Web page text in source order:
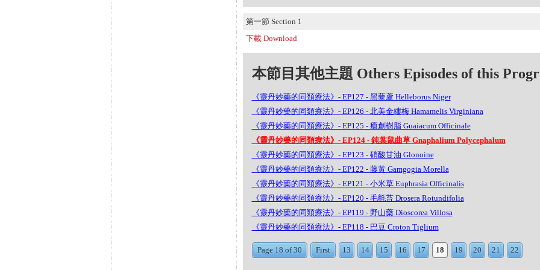
第一節 Section 1
下載 Download
本節目其他主題 Others Episodes of this
《靈丹妙藥的同類療法》- EP127 - 黑藜蘆 Helleborus Niger
《靈丹妙藥的同類療法》- EP126 - 北美金縷梅 Hamamelis Virginiana
《靈丹妙藥的同類療法》- EP125 - 癒創樹脂 Guaiacum Officinale
《靈丹妙藥的同類療法》- EP124 - 鈍葉鼠曲草 Gnaphalium Polycephalum
《靈丹妙藥的同類療法》- EP123 - 硝酸甘油 Glonoine
《靈丹妙藥的同類療法》- EP122 - 藤黃 Gamgogia Morella
《靈丹妙藥的同類療法》- EP121 - 小米草 Euphrasia Officinalis
《靈丹妙藥的同類療法》- EP120 - 毛氈苔 Drosera Rotundifolia
《靈丹妙藥的同類療法》- EP119 - 野山藥 Dioscorea Villosa
《靈丹妙藥的同類療法》- EP118 - 巴豆 Croton Tiglium
Page 18 of 30 First 13 14 15 16 17 18 19 20 21 22